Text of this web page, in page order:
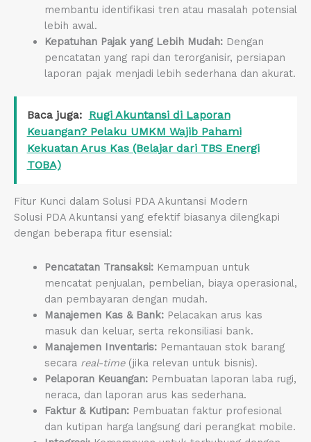
membantu identifikasi tren atau masalah potensial
lebih awal.
Kepatuhan Pajak yang Lebih Mudah:Dengan
pencatatan yang rapi dan terorganisir, persiapan
laporan pajak menjadi lebih sederhana dan akurat.
Baca juga:
Rugi Akuntansi di Laporan
Keuangan? Pelaku UMKM Wajib Pahami
Kekuatan Arus Kas (Belajar dari TBS Energi
TOBA)
Fitur Kunci dalam Solusi PDA Akuntansi Modern
Solusi PDA Akuntansi yang efektif biasanya dilengkapi
dengan beberapa fitur esensial:
Pencatatan Transaksi:Kemampuan untuk
mencatat penjualan, pembelian, biaya operasional,
dan pembayaran dengan mudah.
Manajemen Kas & Bank:Pelacakan arus kas
masuk dan keluar, serta rekonsiliasi bank.
Manajemen Inventaris:Pemantauan stok barang
secara real-time(jika relevan untuk bisnis).
Pelaporan Keuangan:Pembuatan laporan laba rugi,
neraca, dan laporan arus kas sederhana.
Faktur & Kutipan:Pembuatan faktur profesional
dan kutipan harga langsung dari perangkat mobile.